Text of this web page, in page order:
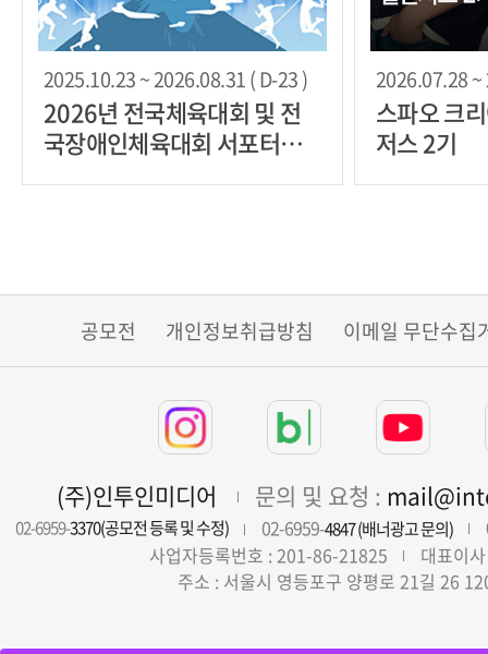
2025.10.23 ~ 2026.08.31 ( D-23 )
2026년 전국체육대회 및 전
국장애인체육대회 서포터즈
2026.07.28 ~
스파오 크
저스 2기
공모전 개인정보취급방침 이메일 무단수집
(주)인투인미디어 문의 및 요청 :
02-6959-3370(공모전 등록 및 수정) 02-6959-4847 (배너광고 문의)
사업자등록번호 : 201-86-21825
대표이
주소 : 서울시 영등포구 양평로 21길 26